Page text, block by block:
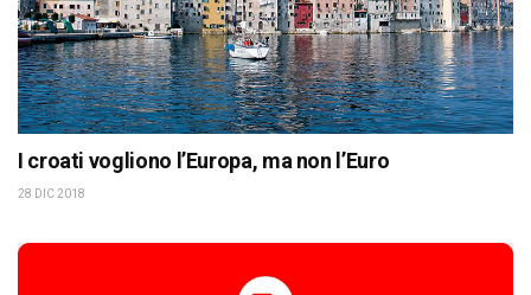
I croati vogliono l’Europa, ma non l’Euro
28 DIC 2018